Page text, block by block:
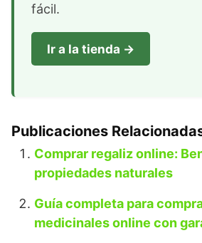
fácil.
Ir a la tienda →
Publicaciones
Comprar regaliz online:
propiedades naturales
Guía completa para
medicinales online con